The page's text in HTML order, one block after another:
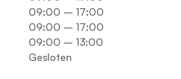
09:00 – 17:00
09:00 – 17:00
09:00 – 13:00
Gesloten